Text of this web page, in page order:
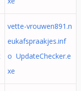
vette-vrouwen891.n
eukafspraakjes.inf
o UpdateChecker.e
xe